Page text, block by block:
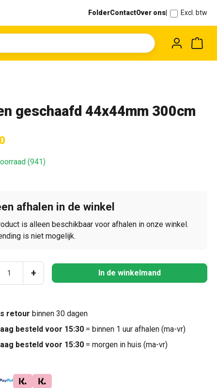
FolderContactOver ons Excl. btw
geschaafd 44x44mm 300cm
(941)
afhalen in de winkel
is alleen beschikbaar voor afhalen in onze winkel.
is niet mogelijk.
Voer de gewenste
+ In de winkelmand
retour binnen 30 dagen
besteld voor 15:30= binnen 1 uur afhalen (ma-vr)
besteld voor 15:30= morgen in huis (ma-vr)